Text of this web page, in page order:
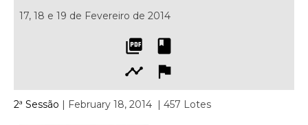
17, 18 e 19 de Fevereiro de 2014
picture_as_pdf
book
timeline
flag
2ª Sessão | February 18, 2014 | 457 Lotes